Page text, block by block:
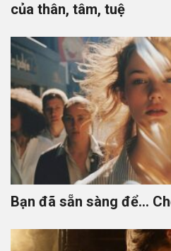
của thân, tâm, tuệ
Bạn đã sẵn sàng để…